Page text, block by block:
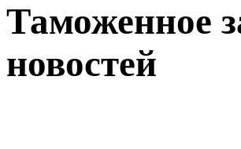
Таможенное
новостей